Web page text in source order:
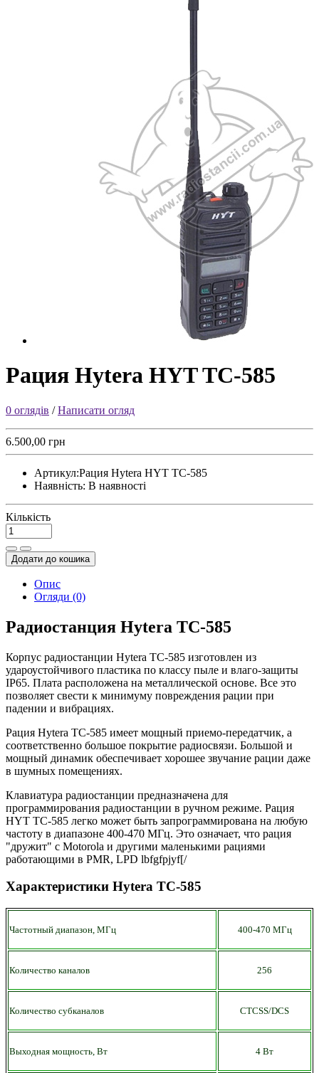
Рация Hytera HYT TC-585
0 оглядів /Написати огляд
6.500,00 грн
Артикул:Рация Hytera HYT TC-585
Наявність: В наявності
Кількість
Додати до кошика
Опис
Огляди (0)
Радиостанция Hytera TC-585
Корпус радиостанции Hytera TC-585 изготовлен из
удароустойчивого пластика по классу пыле и влаго-защиты
IP65. Плата расположена на металлической основе. Все это
позволяет свести к минимуму повреждения рации при
падении и вибрациях.
Рация Hytera TC-585 имеет мощный приемо-передатчик, а
соответственно большое покрытие радиосвязи. Большой и
мощный динамик обеспечивает хорошее звучание рации даже
в шумных помещениях.
Клавиатура радиостанции предназначена для
программирования радиостанции в ручном режиме. Рация
HYT TC-585 легко может быть запрограммирована на любую
частоту в диапазоне 400-470 МГц. Это означает, что рация
"дружит" с Motorola и другими маленькими рациями
работающими в PMR, LPD lbfgfpjyf[/
Характеристики Hytera TC-585
Частотный диапазон, МГц 400-470 МГц
Количество каналов 256
Количество субканалов CTCSS/DCS
Выходная мощность, Вт 4 Вт